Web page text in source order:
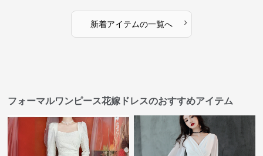
新着アイテムの一覧へ ›
フォーマルワンピース花嫁ドレスのおすすめアイテム